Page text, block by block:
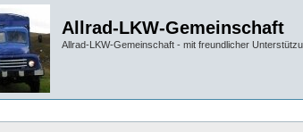
Allrad-LKW-Gemeinschaft
Allrad-LKW-Gemeinschaft - mit freundlicher